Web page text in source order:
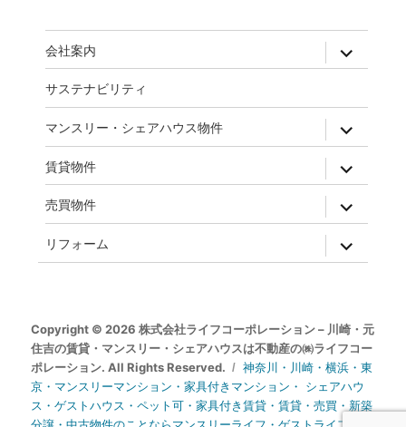
会社案内 expand
child
サステナビリティ
マンスリー・シェアハウス物件 expand
child
menu
賃貸物件 expand
child
menu
売買物件 expand
child
menu
リフォーム expand
child
menu
Copyright © 2026 株式会社ライフコーポレーション – 川崎・元
住吉の賃貸・マンスリー・シェアハウスは不動産の㈱ライフコー
ポレーション. All Rights Reserved.
神奈川・川崎・横浜・東
京・マンスリーマンション・家具付きマンション・ シェアハウ
ス・ゲストハウス・ペット可・家具付き賃貸・賃貸・売買・新築